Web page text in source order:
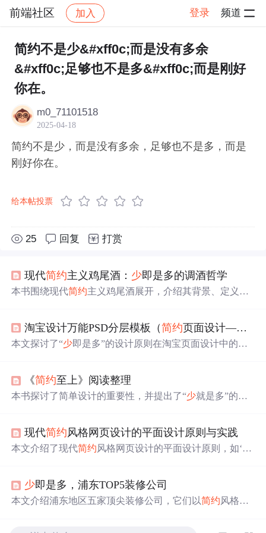
前端社区 加入 登录 频道
社区 前端社区 感慨 帖子详情
简约不是少&#xff0c;而是没有多余
&#xff0c;足够也不是多&#xff0c;而是刚好
你在。
m0_71101518
2025-04-18
简约不是少，而是没有多余，足够也不是多，而是
刚好你在。
给本帖投票
25 回复 打赏
现代简约主义鸡尾酒： 少即是多的调酒哲学
本书围绕现代简约主义鸡尾酒展开，介绍其背景、定义、
现技巧，助读者掌握“少即是多”的调酒艺术。
淘宝设计万能PSD分层模板（简约页面设计——
本文探讨了“少即是多”的设计原则在淘宝页面设计中的重
出，同时指出简约
设计不仅关乎视觉美观，还应注重细节
和品质，以避免内容空洞。
《简约至上》阅读整理
本书探讨了简单设计的重要性，并提出了“少就是多”的理
用。现代简约风格网页设计的平面设计原则与实践
本文介绍了现代简约风格网页设计的平面设计原则，如‘少
户体验。
少即是多，浦东TOP5装修公司
本文介绍浦东地区五家顶尖装修公司，它们以简约风格见